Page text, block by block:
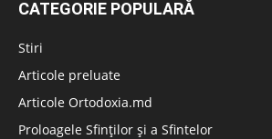
CATEGORIE POPULARĂ
Stiri
Articole preluate
Articole Ortodoxia.md
Proloagele Sfinților și a Sfintelor